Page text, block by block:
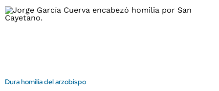
Dura homilía del arzobispo